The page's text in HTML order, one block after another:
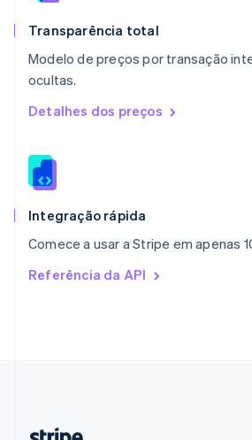
Transparência total
Modelo de preços por transação
ocultas.
Detalhes dos preços
Integração rápida
Comece a usar a Stripe em apenas
Referência da API
English
NederlandsEnglish
Polônia
English
RAE de Hong Kong, China
Reino Unido
English
English
English